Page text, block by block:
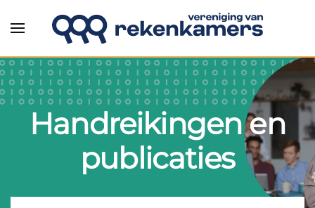
Overslaan en naar de inhoud gaan
Handreikingen en
publicaties